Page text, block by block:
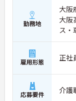
勤務地
大阪
大阪
ス・
雇用形態 正社
応募要件 介護